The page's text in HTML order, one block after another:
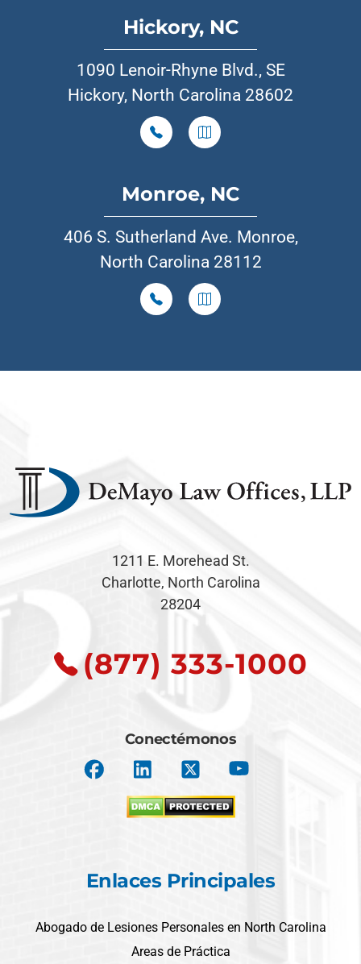
Hickory, NC
1090 Lenoir-Rhyne Blvd., SE
Hickory, North Carolina 28602
Monroe, NC
406 S. Sutherland Ave. Monroe,
North Carolina 28112
1211 E. Morehead St.
Charlotte, North Carolina
28204
(877) 333-1000
Conectémonos
Enlaces Principales
Abogado de Lesiones Personales en North Carolina
Areas de Práctica